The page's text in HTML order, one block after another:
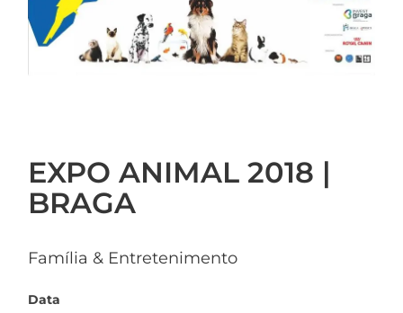
EXPO ANIMAL 2018 |
BRAGA
Família & Entretenimento
Data